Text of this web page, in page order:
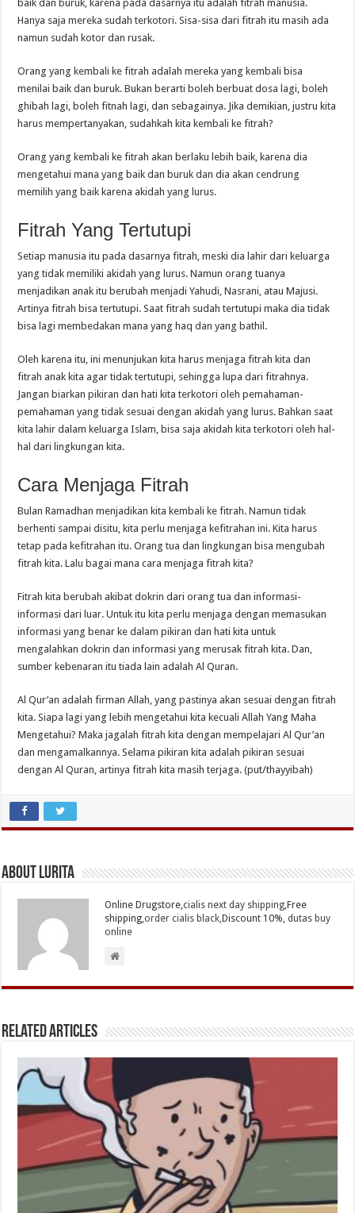
baik dan buruk, karena pada dasarnya itu adalah fitrah manusia.
Hanya saja mereka sudah terkotori. Sisa-sisa dari fitrah itu masih ada
namun sudah kotor dan rusak.
Orang yang kembali ke fitrah adalah mereka yang kembali bisa
menilai baik dan buruk. Bukan berarti boleh berbuat dosa lagi, boleh
ghibah lagi, boleh fitnah lagi, dan sebagainya. Jika demikian, justru kita
harus mempertanyakan, sudahkah kita kembali ke fitrah?
Orang yang kembali ke fitrah akan berlaku lebih baik, karena dia
mengetahui mana yang baik dan buruk dan dia akan cendrung
memilih yang baik karena akidah yang lurus.
Fitrah Yang Tertutupi
Setiap manusia itu pada dasarnya fitrah, meski dia lahir dari keluarga
yang tidak memiliki akidah yang lurus. Namun orang tuanya
menjadikan anak itu berubah menjadi Yahudi, Nasrani, atau Majusi.
Artinya fitrah bisa tertutupi. Saat fitrah sudah tertutupi maka dia tidak
bisa lagi membedakan mana yang haq dan yang bathil.
Oleh karena itu, ini menunjukan kita harus menjaga fitrah kita dan
fitrah anak kita agar tidak tertutupi, sehingga lupa dari fitrahnya.
Jangan biarkan pikiran dan hati kita terkotori oleh pemahaman-
pemahaman yang tidak sesuai dengan akidah yang lurus. Bahkan saat
kita lahir dalam keluarga Islam, bisa saja akidah kita terkotori oleh hal-
hal dari lingkungan kita.
Cara Menjaga Fitrah
Bulan Ramadhan menjadikan kita kembali ke fitrah. Namun tidak
berhenti sampai disitu, kita perlu menjaga kefitrahan ini. Kita harus
tetap pada kefitrahan itu. Orang tua dan lingkungan bisa mengubah
fitrah kita. Lalu bagai mana cara menjaga fitrah kita?
Fitrah kita berubah akibat dokrin dari orang tua dan informasi-
informasi dari luar. Untuk itu kita perlu menjaga dengan memasukan
informasi yang benar ke dalam pikiran dan hati kita untuk
mengalahkan dokrin dan informasi yang merusak fitrah kita. Dan,
sumber kebenaran itu tiada lain adalah Al Quran.
Al Qur’an adalah firman Allah, yang pastinya akan sesuai dengan fitrah
kita. Siapa lagi yang lebih mengetahui kita kecuali Allah Yang Maha
Mengetahui? Maka jagalah fitrah kita dengan mempelajari Al Qur’an
dan mengamalkannya. Selama pikiran kita adalah pikiran sesuai
dengan Al Quran, artinya fitrah kita masih terjaga. (put/thayyibah)
About Lurita
Online Drugstore,cialis next day shipping,Free
shipping,order cialis black,Discount 10%,dutas buy
online
Related Articles